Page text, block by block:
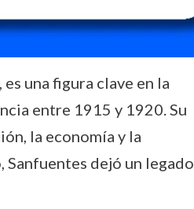
una figura clave en la
entre 1915 y 1920. Su
la economía y la
dejó un legado